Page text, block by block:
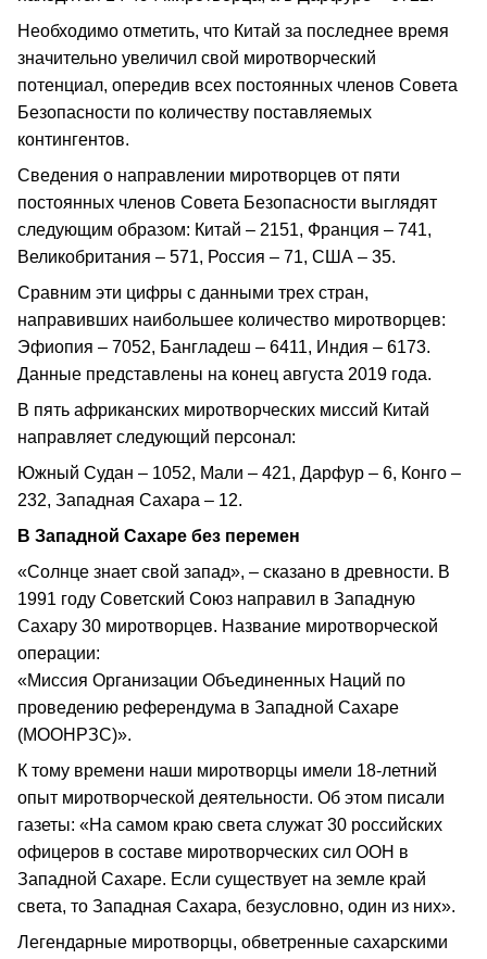
Необходимо отметить, что Китай за последнее время
значительно увеличил свой миротворческий
потенциал, опередив всех постоянных членов Совета
Безопасности по количеству поставляемых
контингентов.
Сведения о направлении миротворцев от пяти
постоянных членов Совета Безопасности выглядят
следующим образом: Китай – 2151, Франция – 741,
Великобритания – 571, Россия – 71, США – 35.
Сравним эти цифры с данными трех стран,
направивших наибольшее количество миротворцев:
Эфиопия – 7052, Бангладеш – 6411, Индия – 6173.
Данные представлены на конец августа 2019 года.
В пять африканских миротворческих миссий Китай
направляет следующий персонал:
Южный Судан – 1052, Мали – 421, Дарфур – 6, Конго –
232, Западная Сахара ­– 12.
В Западной Сахаре без перемен
«Солнце знает свой запад», – сказано в древности. В
1991 году Советский Союз направил в Западную
Сахару 30 миротворцев. Название миротворческой
операции:
«Миссия Организации Объединенных Наций по
проведению референдума в Западной Сахаре
(МООНРЗС)».
К тому времени наши миротворцы имели 18‑летний
опыт миротворческой деятельности. Об этом писали
газеты: «На самом краю света служат 30 российских
офицеров в составе миротворческих сил ООН в
Западной Сахаре. Если существует на земле край
света, то Западная Сахара, безусловно, один из них».
Легендарные миротворцы, обветренные сахарскими